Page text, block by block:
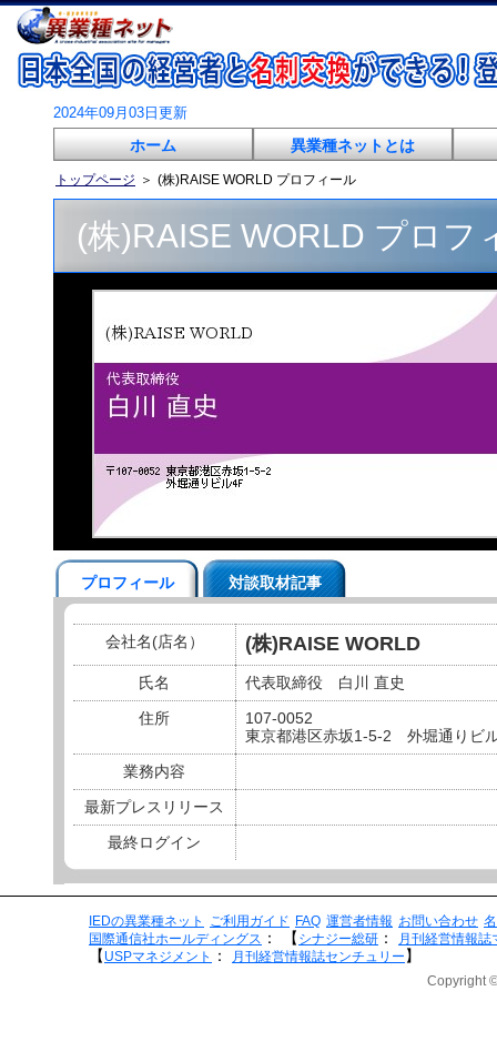
2024年09月03日更新
ホーム 異業種ネットとは
トップページ ＞ (株)RAISE WORLD プロフィール
(株)RAISE WORLD プロフ
プロフィール 対談取材記事
会社名(店名） (株)RAISE WORLD
氏名
代表取締役 白川 直史
住所
107-0052
東京都港区赤坂1-5-2 外堀通りビ
業務内容
最新プレスリリース
最終ログイン
IEDの異業種ネット ご利用ガイド FAQ 運営者情報 お問い合わせ
国際通信社ホールディングス ： 【 シナジー総研 ： 月刊経営情報誌
【 USPマネジメント ： 月刊経営情報誌センチュリー 】
Copyright